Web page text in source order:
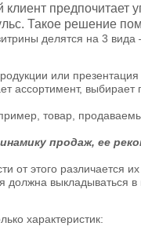
Такое решение
делятся на 3 вида
или презентация
ассортимент,
товар,
продаж, ее
этого различается
выкладываться в
характеристик: